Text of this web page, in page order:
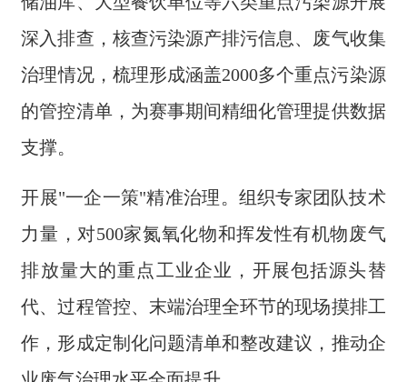
深入排查，核查污染源产排污信息、废气收集
治理情况，梳理形成涵盖2000多个重点污染源
的管控清单，为赛事期间精细化管理提供数据
支撑。
开展"一企一策"精准治理。组织专家团队技术
力量，对500家氮氧化物和挥发性有机物废气
排放量大的重点工业企业，开展包括源头替
代、过程管控、末端治理全环节的现场摸排工
作，形成定制化问题清单和整改建议，推动企